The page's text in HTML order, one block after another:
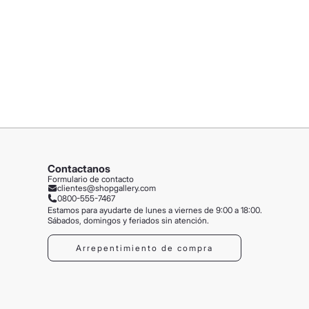
Contactanos
Formulario de contacto
clientes@shopgallery.com
0800-555-7467
Estamos para ayudarte de lunes a viernes de 9:00 a 18:00.
Sábados, domingos y feriados sin atención.
Arrepentimiento de compra